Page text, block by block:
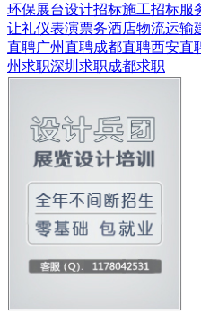
环保展台设计招标施工招标服
让礼仪表演票务酒店物流运输
直聘广州直聘成都直聘西安直
州求职深圳求职成都求职